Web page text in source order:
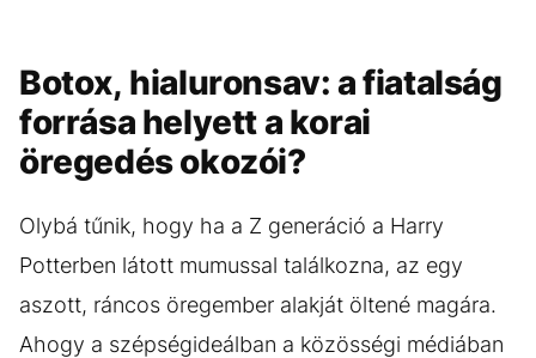
Botox, hialuronsav: a fiatalság
forrása helyett a korai
öregedés okozói?
Olybá tűnik, hogy ha a Z generáció a Harry
Potterben látott mumussal találkozna, az egy
aszott, ráncos öregember alakját öltené magára.
Ahogy a szépségideálban a közösségi médiában